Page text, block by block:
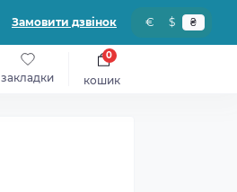
Замовити дзвінок € $ ₴
закладки кошик
0